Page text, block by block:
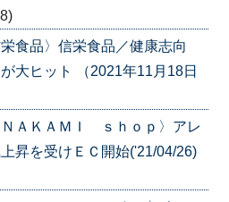
食品〉信栄食品／健康志向
大ヒット （2021年11月18日
ＡＫＡＭＩ ｓｈｏｐ〉アレ
昇を受けＥＣ開始('21/04/26)